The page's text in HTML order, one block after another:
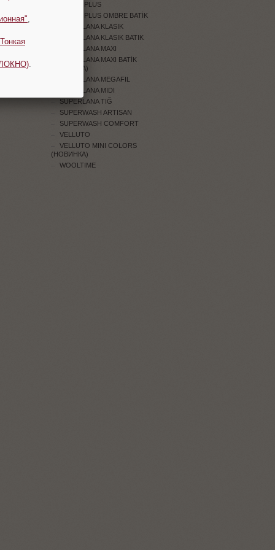
SOFTY PLUS
SOFTY PLUS OMBRE BATİK
SUPERLANA KLASIK
SUPERLANA KLASIK BATIK
SUPERLANA MAXI
SUPERLANA MAXI BATİK
(НОВИНКА)
SUPERLANA MEGAFIL
SUPERLANA MIDI
SUPERLANA TIĞ
SUPERWASH ARTISAN
SUPERWASH COMFORT
VELLUTO
VELLUTO MINI COLORS
(НОВИНКА)
WOOLTIME
Тонкая